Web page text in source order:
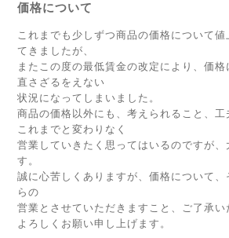
価格について
これまでも少しずつ商品の価格について
てきましたが、
またこの度の最低賃金の改定により、価
直さざるをえない
状況になってしまいました。
商品の価格以外にも、考えられること、工
これまでと変わりなく
営業していきたく思ってはいるのですが
す。
誠に心苦しくありますが、価格について
らの
営業とさせていただきますこと、ご了承い
よろしくお願い申し上げます。